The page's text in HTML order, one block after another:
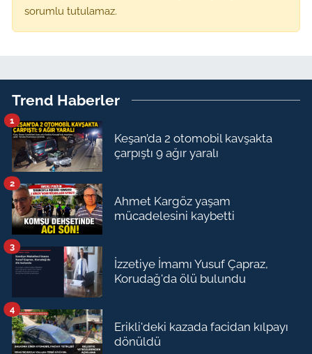
sorumlu tutulamaz.
Trend Haberler
Keşan’da 2 otomobil kavşakta
çarpıştı 9 ağır yaralı
1
Ahmet Kargöz yaşam
mücadelesini kaybetti
2
İzzetiye İmamı Yusuf Çapraz,
Korudağ'da ölü bulundu
3
Erikli'deki kazada facidan kılpayı
dönüldü
4